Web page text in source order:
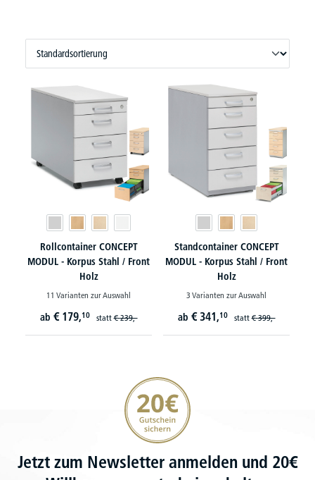
Rollcontainer CONCEPT
MODUL - Korpus Stahl / Front
Holz
11 Varianten zur Auswahl
ab € 179,10 statt€ 239,-
Standcontainer CONCEPT
MODUL - Korpus Stahl / Front
Holz
3 Varianten zur Auswahl
ab € 341,10 statt€ 399,-
20€ Gutschein sichern
Jetzt zum Newsletter anmelden und 20€